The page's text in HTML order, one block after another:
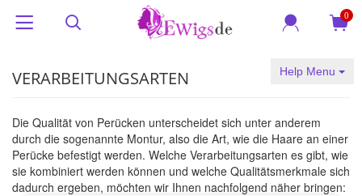
0
VERARBEITUNGSARTEN Help Menu
Die Qualität von Perücken unterscheidet sich unter anderem
durch die sogenannte Montur, also die Art, wie die Haare an einer
Perücke befestigt werden. Welche Verarbeitungsarten es gibt, wie
sie kombiniert werden können und welche Qualitätsmerkmale sich
dadurch ergeben, möchten wir Ihnen nachfolgend näher bringen: